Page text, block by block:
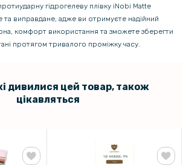
гідрогелеву плівку iNobi Matte
та виправдане, адже ви отримуєте надійний
комфорт використання та зможете зберегти
протягом тривалого проміжку часу.
дивилися цей товар, також
цікавляться